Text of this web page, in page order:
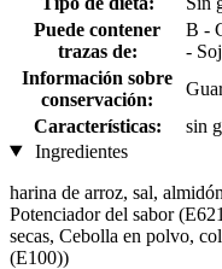
Puede contener
trazas de:
B -
-
Información sobre
conservación:
Características:
sin
Ingredientes
harina de arroz, sal,
Potenciador del sabor
secas, Cebolla en polvo,
(E100))